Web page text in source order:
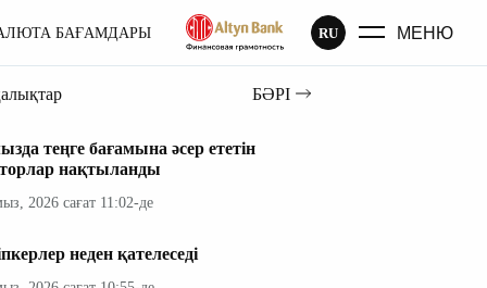
БАҒАМДАРЫ RU МЕНЮ
БӘРІ
теңге бағамына әсер ететін
нақтыланды
2026 сағат 11:02-де
неден қателеседі